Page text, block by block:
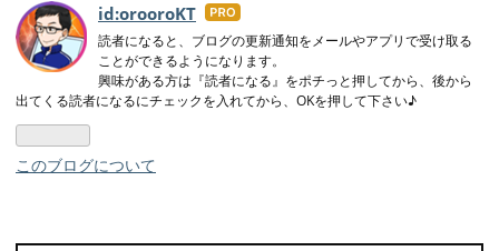
id:orooroKT はて
なブ
ログ
Pro
読者になると、ブログの更新通知をメールやアプリで受け取る
ことができるようになります。
興味がある方は『読者になる』をポチっと押してから、後から
出てくる読者になるにチェックを入れてから、OKを押して下さい♪
このブログについて